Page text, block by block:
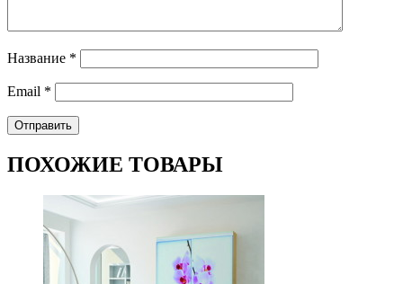
Название *
Email *
ПОХОЖИЕ ТОВАРЫ